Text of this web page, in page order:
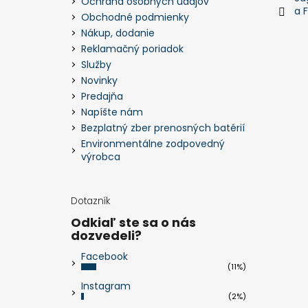
Obchodné podmienky
Nákup, dodanie
Reklamačný poriadok
Služby
Novinky
Predajňa
Napíšte nám
Bezplatný zber prenosných batérií
Environmentálne zodpovedný
výrobca
a
Dotazník
Odkiaľ ste sa o nás
dozvedeli?
Facebook
(11%)
Instagram
(2%)